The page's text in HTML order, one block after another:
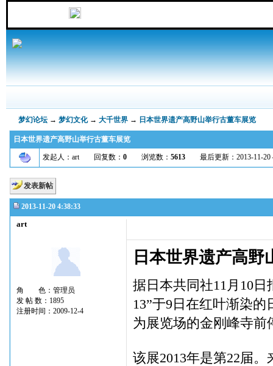
梦幻论坛 → 梦幻文化→ 大千世界 → 日本世界遗产高野山举行古董车展览
日本世界遗产高野山举行古董车展览
发起人：art 回复数： 0 浏览数： 5613 最后更新：2013-11-20
发表新帖
2013-11-20 4:38:33
art
角 色：管理员
发 帖 数：1895
注册时间：2009-12-4
日本世界遗产高野
据日本共同社11月10
13”于9日在红叶渐染
为展览场的金刚峰寺
该展2013年是第22届